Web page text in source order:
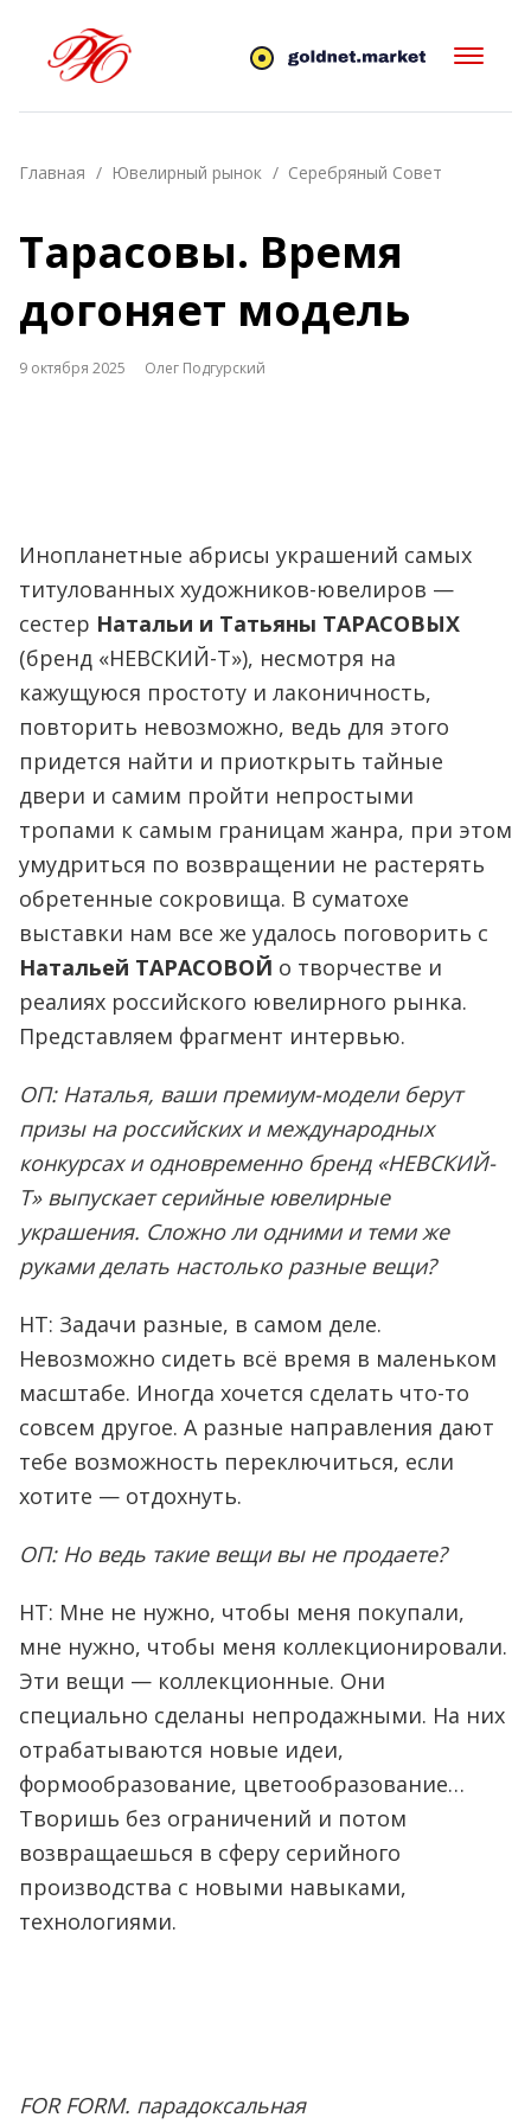
Главная Ювелирный рынок Серебряный Совет
Тарасовы. Время
догоняет модель
9 октября 2025 Олег Подгурский
Инопланетные абрисы украшений самых
титулованных художников-ювелиров —
сестер Натальи и Татьяны ТАРАСОВЫХ
(бренд «НЕВСКИЙ-Т»), несмотря на
кажущуюся простоту и лаконичность,
повторить невозможно, ведь для этого
придется найти и приоткрыть тайные
двери и самим пройти непростыми
тропами к самым границам жанра, при этом
умудриться по возвращении не растерять
обретенные сокровища. В суматохе
выставки нам все же удалось поговорить с
Натальей ТАРАСОВОЙ о творчестве и
реалиях российского ювелирного рынка.
Представляем фрагмент интервью.
ОП: Наталья, ваши премиум-модели берут
призы на российских и международных
конкурсах и одновременно бренд «НЕВСКИЙ-
Т» выпускает серийные ювелирные
украшения. Сложно ли одними и теми же
руками делать настолько разные вещи?
НТ: Задачи разные, в самом деле.
Невозможно сидеть всё время в маленьком
масштабе. Иногда хочется сделать что-то
совсем другое. А разные направления дают
тебе возможность переключиться, если
хотите — отдохнуть.
ОП: Но ведь такие вещи вы не продаете?
НТ: Мне не нужно, чтобы меня покупали,
мне нужно, чтобы меня коллекционировали.
Эти вещи — коллекционные. Они
специально сделаны непродажными. На них
отрабатываются новые идеи,
формообразование, цветообразование…
Творишь без ограничений и потом
возвращаешься в сферу серийного
производства с новыми навыками,
технологиями.
FOR FORM. парадоксальная